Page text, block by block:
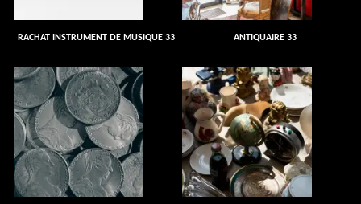
RACHAT INSTRUMENT DE MUSIQUE 33 ANTIQUAIRE 33